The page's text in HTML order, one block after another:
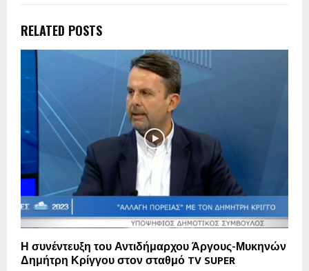
RELATED POSTS
Η συνέντευξη του Αντιδήμαρχου Άργους-Μυκηνών
Δημήτρη Κρίγγου στον σταθμό TV SUPER